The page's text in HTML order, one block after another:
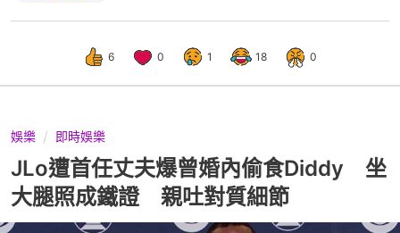
6 0 1 18 0
娛樂 即時娛樂
JLo遭首任丈夫爆曾婚內偷食Diddy 坐
大腿照成鐵證 親吐對質細節